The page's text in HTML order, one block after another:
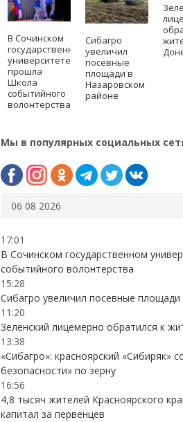
В Сочинском
государственном
университете
прошла
Школа
событийного
волонтерства
Сибагро
увеличил
посевные
площади в
Назаровском
районе
Мы в популярных социальных
06 08 2026
17:01
В Сочинском государственном
событийного волонтерства
15:28
Сибагро увеличил посевные
11:20
Зеленский лицемерно обратился к
13:38
«Сибагро»: красноярский «Сибиряк»
безопасности» по зерну
16:56
4,8 тысяч жителей Красноярского
капитал за первенцев